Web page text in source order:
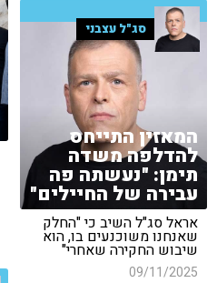
סג"ל עצבני
המאזין התייחס
להדלפה משדה
תימן: "נעשתה פה
עבירה של החיילים"
אראל סג"ל השיב כי "החלק
שאנחנו משוכנעים בו, הוא
שיבוש החקירה שאחרי"
09/11/2025